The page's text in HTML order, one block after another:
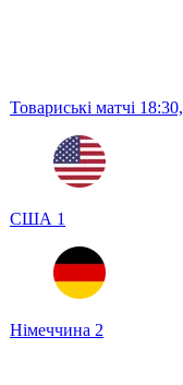
Товариські матчі 18:30,
США 1
Німеччина 2